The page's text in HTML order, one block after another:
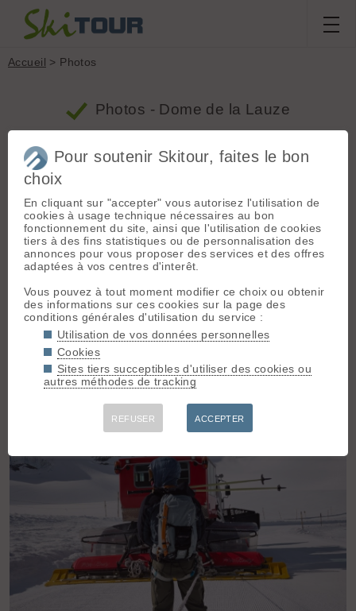
Accueil > Photos
Photos - Dome de la Lauze
Massif Taille Tri
la Lauze Afficher
Pour soutenir Skitour, faites le bon
choix
En cliquant sur "accepter" vous autorisez l'utilisation de
cookies à usage technique nécessaires au bon
fonctionnement du site, ainsi que l'utilisation de cookies
tiers à des fins statistiques ou de personnalisation des
annonces pour vous proposer des services et des offres
adaptées à vos centres d'interêt.
Vous pouvez à tout moment modifier ce choix ou obtenir
des informations sur ces cookies sur la page des
conditions générales d'utilisation du service :
Utilisation de vos données personnelles
Cookies
Sites tiers succeptibles d'utiliser des cookies ou
autres méthodes de tracking
REFUSER ACCEPTER